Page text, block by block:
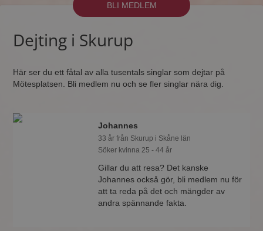
BLI MEDLEM
Dejting i Skurup
Här ser du ett fåtal av alla tusentals singlar som dejtar på
Mötesplatsen. Bli medlem nu och se fler singlar nära dig.
Johannes
33 år från Skurup i Skåne län
Söker kvinna 25 - 44 år
Gillar du att resa? Det kanske
Johannes också gör, bli medlem nu för
att ta reda på det och mängder av
andra spännande fakta.